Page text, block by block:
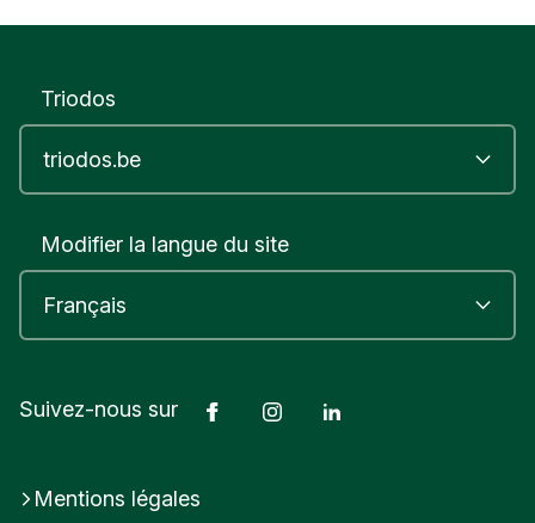
Triodos
Modifier la langue du site
Suivez-nous sur FacebookInstagram
Mentions légales